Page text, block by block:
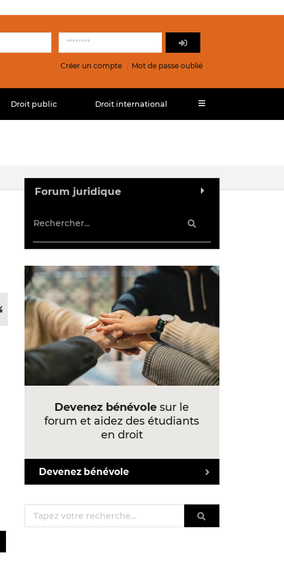
Créer un compte Mot de passe oublié
Droit public Droit international
Forum juridique
Devenez bénévole sur le
forum et aidez des étudiants
en droit
Devenez bénévole